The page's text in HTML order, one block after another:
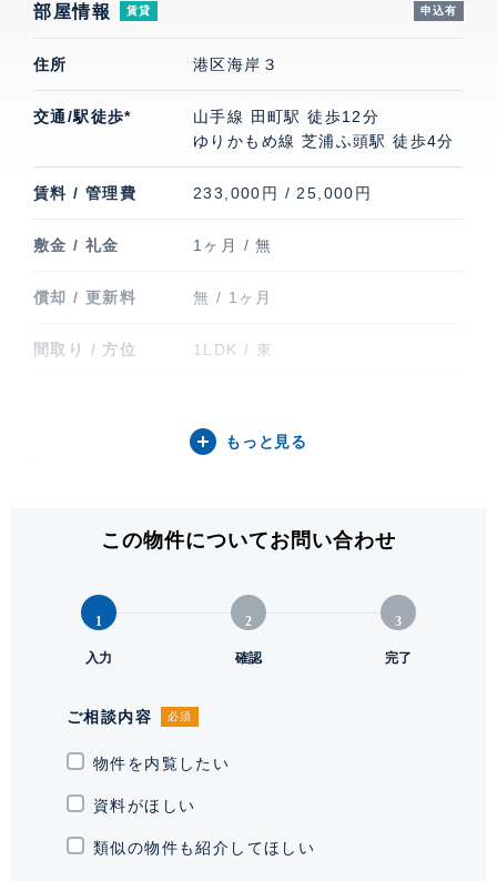
部屋情報 賃貸 申込有
住所 港区海岸３
交通/駅徒歩*
山手線 田町駅 徒歩12分
ゆりかもめ線 芝浦ふ頭駅 徒歩4分
賃料 / 管理費 233,000円 / 25,000円
敷金 / 礼金 1ヶ月 / 無
償却 / 更新料 無 / 1ヶ月
間取り / 方位 1LDK / 東
バルコニー
2010年1月
入居可能日 要相談
駐輪場・バイク置
イク:1800X840.空要確認。月額
通学区域小学校 芝浜小学校(約800m)
もっと見る
この物件についてお問い合わせ
1
入力
2
確認
3
完了
ご相談内容 必須
物件を内覧したい
資料がほしい
類似の物件も紹介してほしい